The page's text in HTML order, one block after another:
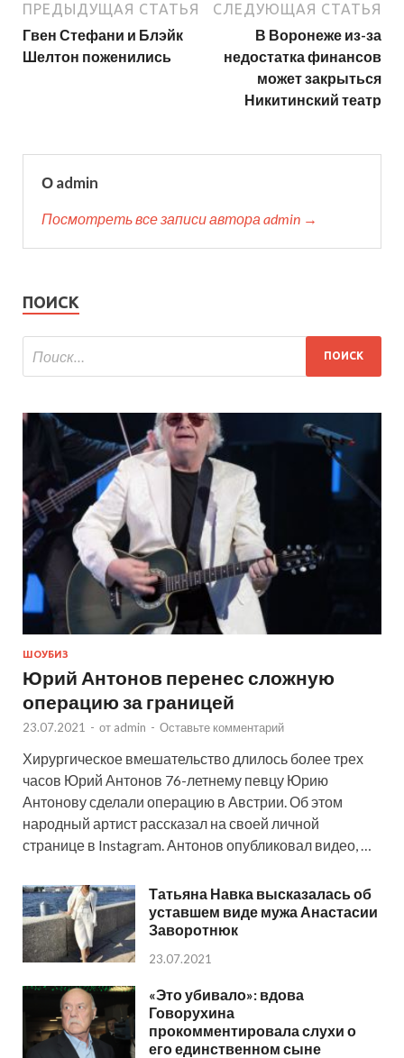
ПРЕДЫДУЩАЯ СТАТЬЯ
Гвен Стефани и Блэйк
Шелтон поженились
СЛЕДУЮЩАЯ СТАТЬЯ
В Воронеже из-за
недостатка финансов
может закрыться
Никитинский театр
О admin
Посмотреть все записи автора admin →
ПОИСК
ШОУБИЗ
Юрий Антонов перенес сложную
операцию за границей
23.07.2021 - от admin - Оставьте комментарий
Хирургическое вмешательство длилось более трех
часов Юрий Антонов 76-летнему певцу Юрию
Антонову сделали операцию в Австрии. Об этом
народный артист рассказал на своей личной
странице в Instagram. Антонов опубликовал видео, …
Татьяна Навка высказалась об
уставшем виде мужа Анастасии
Заворотнюк
23.07.2021
«Это убивало»: вдова
Говорухина
прокомментировала слухи о
его единственном сыне